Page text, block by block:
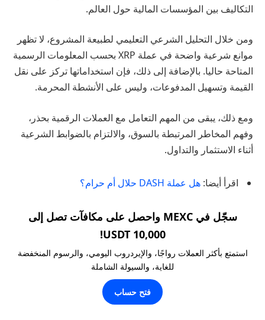
التكاليف بين المؤسسات المالية حول العالم.
ومن خلال التحليل الشرعي التعليمي لطبيعة المشروع، لا تظهر
موانع شرعية واضحة في عملة XRP بحسب المعلومات الرسمية
المتاحة حاليا. بالإضافة إلى ذلك، فإن استخداماتها تركز على نقل
القيمة وتسهيل المدفوعات، وليس على الأنشطة المحرمة.
ومع ذلك، يبقى من المهم التعامل مع العملات الرقمية بحذر،
وفهم المخاطر المرتبطة بالسوق، والالتزام بالضوابط الشرعية
أثناء الاستثمار والتداول.
اقرأ أيضا: هل عملة DASH حلال أم حرام؟
سجّل في MEXC واحصل على مكافآت تصل إلى
10,000 USDT!
استمتع بأكثر العملات رواجًا، والإيردروب اليومي، والرسوم المنخفضة
للغاية، والسيولة الشاملة
فتح حساب